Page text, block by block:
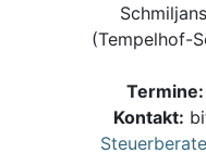
(Tempelhof-
Termine:
Kontakt: